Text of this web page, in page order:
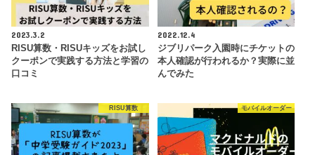
2023.3.2
RISU算数・RISUキッズをお試し
クーポンで実践する方法と学習の
口コミ
2022.12.4
ジブリパーク入園時にチケットの
本人確認が行われるか？実際に並
んでみた
RISU算数 モバイルオーダー